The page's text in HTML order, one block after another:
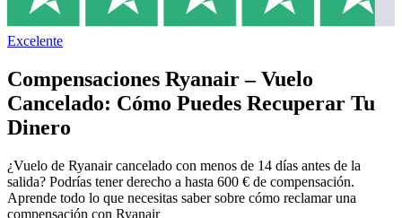
Excelente
Compensaciones Ryanair – Vuelo
Cancelado: Cómo Puedes Recuperar Tu
Dinero
¿Vuelo de Ryanair cancelado con menos de 14 días antes de la
salida? Podrías tener derecho a hasta 600 € de compensación.
Aprende todo lo que necesitas saber sobre cómo reclamar una
compensación con Ryanair